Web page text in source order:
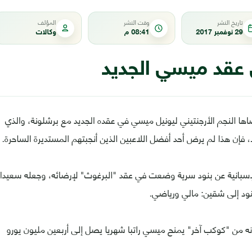
تاريخ النشر
29 نوفمبر 2017
وقت النشر
08:41 م
المؤلف
وكالات
عقد ميسي الجديد
النجم الأرجنتيني ليونيل ميسي في عقده الجديد مع برشلونة، والذي
فإن هذا لم يرض أحد أفضل اللاعبين الذين أنجبتهم المستديرة الساحرة.
عن بنود سرية وضعت في عقد "البرغوث" لإرضائه، وجعله سعيدا
إلى شقين: مالي ورياضي.
من "كوكب آخر" يمنح ميسي راتبا شهريا يصل إلى أربعين مليون يورو